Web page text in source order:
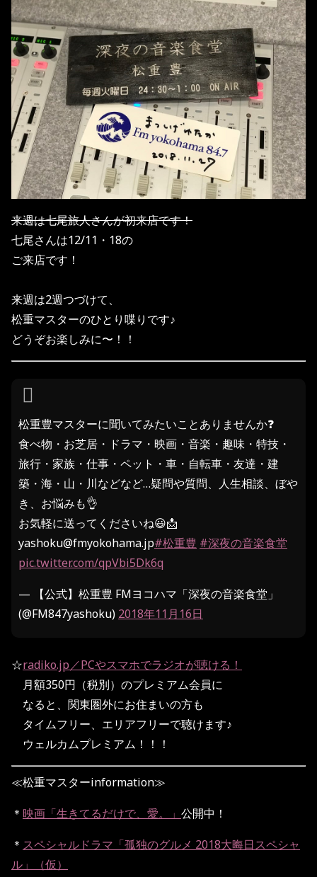
来週は七尾旅人さんが初来店です！
七尾さんは12/11・18の
ご来店です！
来週は2週つづけて、
松重マスターのひとり喋りです♪
どうぞお楽しみに〜！！
松重豊マスターに聞いてみたいことありませんか❓
食べ物・お芝居・ドラマ・映画・音楽・趣味・特技・
旅行・家族・仕事・ペット・車・自転車・友達・建
築・海・山・川などなど…疑問や質問、人生相談、ぼや
き、お悩みも👌
お気軽に送ってくださいね😃📩
yashoku@fmyokohama.jp#松重豊 #深夜の音楽食堂
pic.twitter.com/qpVbi5Dk6q
— 【公式】松重豊 FMヨコハマ「深夜の音楽食堂」
(@FM847yashoku) 2018年11月16日
☆radiko.jp／PCやスマホでラジオが聴ける！
月額350円（税別）のプレミアム会員に
なると、関東圏外にお住まいの方も
タイムフリー、エリアフリーで聴けます♪
ウェルカムプレミアム！！！
≪松重マスターinformation≫
＊ 映画「生きてるだけで、愛。」 公開中！
＊ スペシャルドラマ「孤独のグルメ 2018大晦日スペシャ
ル」（仮）